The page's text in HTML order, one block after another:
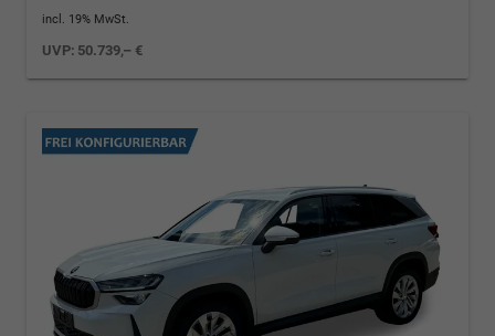
incl. 19% MwSt.
UVP: 50.739,– €